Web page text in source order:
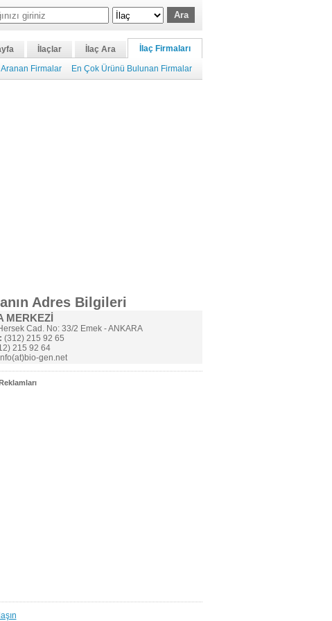
İlaçlar İlaç Ara İlaç Firmaları
Aranan Firmalar En Çok Ürünü Bulunan Firmalar
Adres Bilgileri
MERKEZİ
Cad. No: 33/2 Emek - ANKARA
(312) 215 92 65
215 92 64
gen.net